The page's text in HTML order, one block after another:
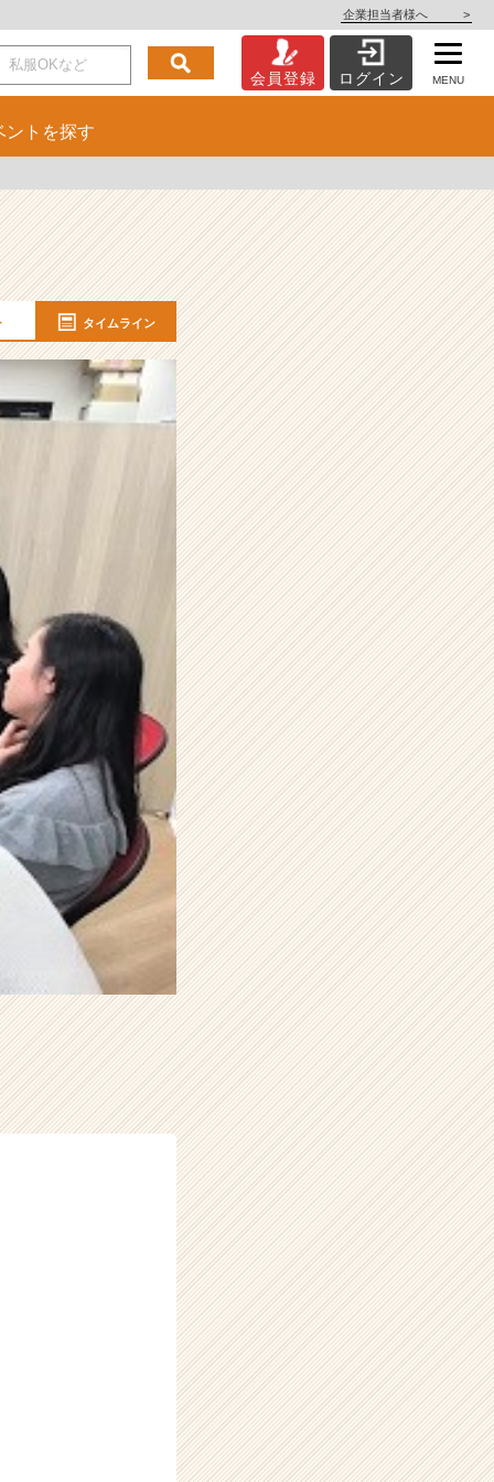
企業担当者様へ >
会員登録 ログイン MENU
ント を探す
タイムライン